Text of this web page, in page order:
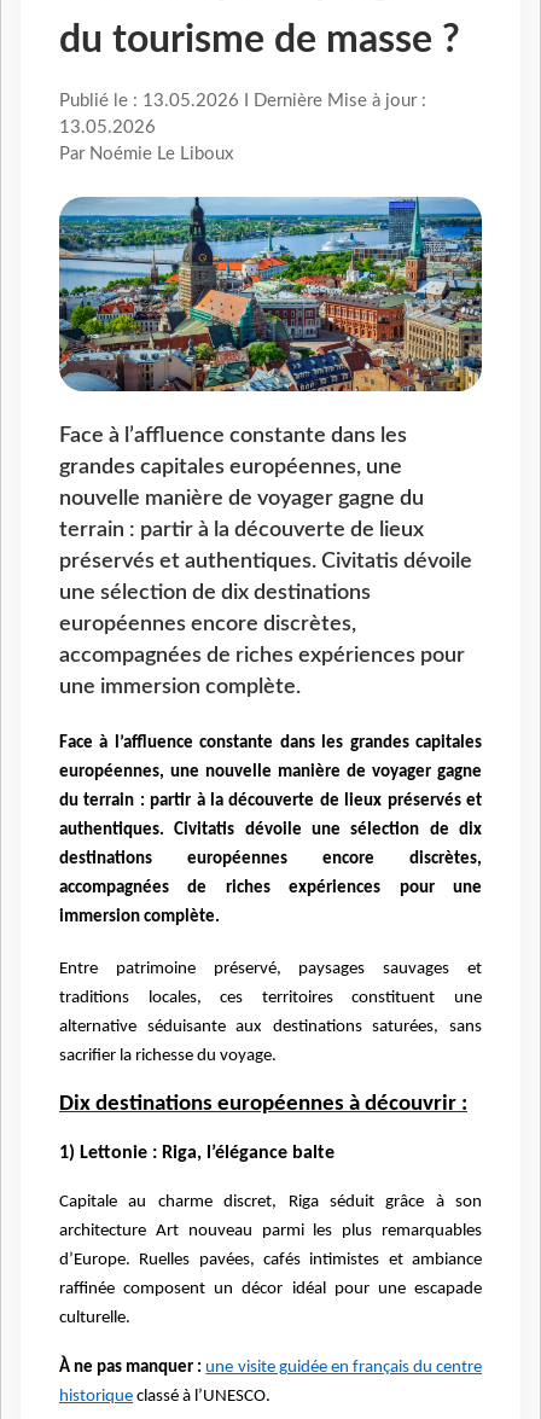
du tourisme de masse ?
Publié le : 13.05.2026 I Dernière Mise à jour :
13.05.2026
Par Noémie Le Liboux
Face à l’affluence constante dans les
grandes capitales européennes, une
nouvelle manière de voyager gagne du
terrain : partir à la découverte de lieux
préservés et authentiques. Civitatis dévoile
une sélection de dix destinations
européennes encore discrètes,
accompagnées de riches expériences pour
une immersion complète.
Face à l’affluence constante dans les grandes capitales
européennes, une nouvelle manière de voyager gagne
du terrain : partir à la découverte de lieux préservés et
authentiques. Civitatis dévoile une sélection de dix
destinations européennes encore discrètes,
accompagnées de riches expériences pour une
immersion complète.
Entre patrimoine préservé, paysages sauvages et
traditions locales, ces territoires constituent une
alternative séduisante aux destinations saturées, sans
sacrifier la richesse du voyage.
Dix destinations européennes à découvrir :
1) Lettonie : Riga, l’élégance balte
Capitale au charme discret, Riga séduit grâce à son
architecture Art nouveau parmi les plus remarquables
d’Europe. Ruelles pavées, cafés intimistes et ambiance
raffinée composent un décor idéal pour une escapade
culturelle.
À ne pas manquer : une visite guidée en français du centre
historique classé à l’UNESCO.